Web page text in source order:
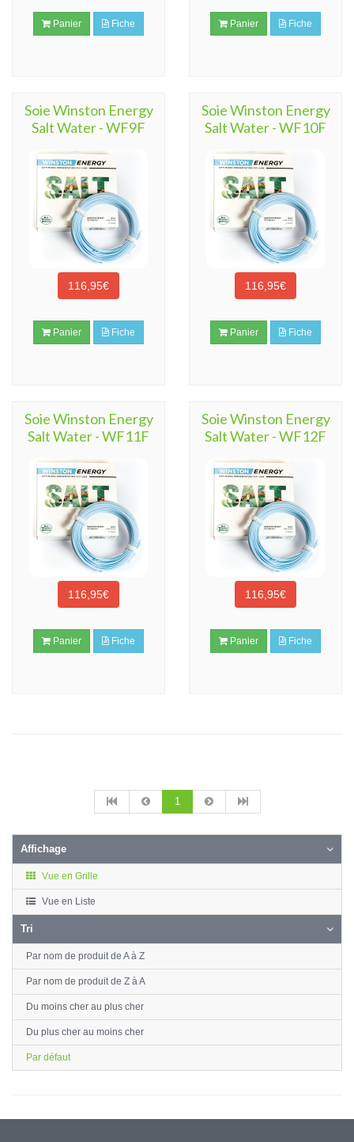
Panier Fiche Panier Fiche
Soie Winston Energy
Salt Water - WF9F
116,95€
Panier Fiche
Soie Winston Energy
Salt Water - WF10F
116,95€
Panier Fiche
Soie Winston Energy
Salt Water - WF11F
116,95€
Panier Fiche
Soie Winston Energy
Salt Water - WF12F
116,95€
Panier Fiche
1
Affichage
Vue en Grille
Vue en Liste
Tri
Par nom de produit de A à Z
Par nom de produit de Z à A
Du moins cher au plus cher
Du plus cher au moins cher
Par défaut